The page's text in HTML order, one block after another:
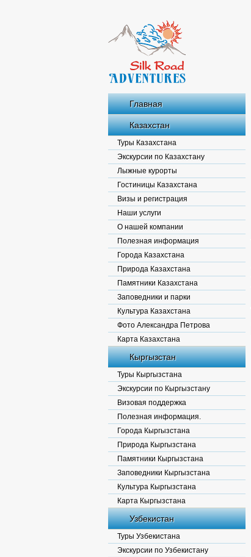
Главная
Казахстан
Туры Казахстана
Экскурсии по Казахстану
Лыжные курорты
Гостиницы Казахстана
Визы и регистрация
Наши услуги
О нашей компании
Полезная информация
Города Казахстана
Природа Казахстана
Памятники Казахстана
Заповедники и парки
Культура Казахстана
Фото Александра Петрова
Карта Казахстана
Кыргызстан
Туры Кыргызстана
Экскурсии по Кыргызстану
Визовая поддержка
Полезная информация.
Города Кыргызстана
Природа Кыргызстана
Памятники Кыргызстана
Заповедники Кыргызстана
Культура Кыргызстана
Карта Кыргызстана
Узбекистан
Туры Узбекистана
Экскурсии по Узбекистану